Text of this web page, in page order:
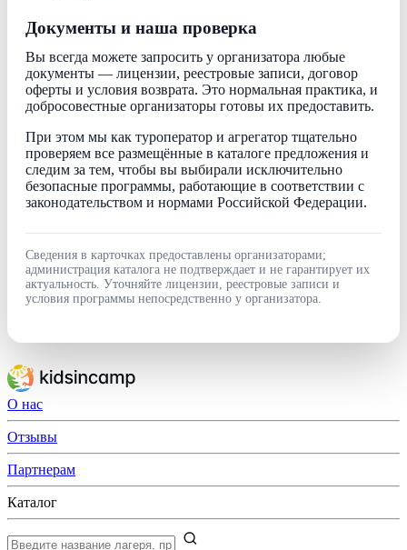
Документы и наша проверка
Вы всегда можете запросить у организатора любые
документы — лицензии, реестровые записи, договор
оферты и условия возврата. Это нормальная практика, и
добросовестные организаторы готовы их предоставить.
При этом мы как туроператор и агрегатор тщательно
проверяем все размещённые в каталоге предложения и
следим за тем, чтобы вы выбирали исключительно
безопасные программы, работающие в соответствии с
законодательством и нормами Российской Федерации.
Сведения в карточках предоставлены организаторами;
администрация каталога не подтверждает и не гарантирует их
актуальность. Уточняйте лицензии, реестровые записи и
условия программы непосредственно у организатора.
О нас
Отзывы
Партнерам
Каталог